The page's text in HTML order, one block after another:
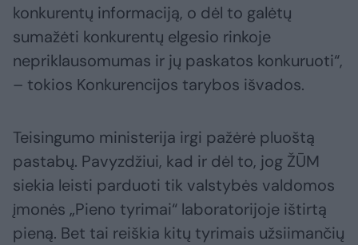
konkurentų informaciją, o dėl to galėtų
sumažėti konkurentų elgesio rinkoje
nepriklausomumas ir jų paskatos konkuruoti“,
– tokios Konkurencijos tarybos išvados.
Teisingumo ministerija irgi pažėrė pluoštą
pastabų. Pavyzdžiui, kad ir dėl to, jog ŽŪM
siekia leisti parduoti tik valstybės valdomos
įmonės „Pieno tyrimai“ laboratorijoje ištirtą
pieną. Bet tai reiškia kitų tyrimais užsiimančių